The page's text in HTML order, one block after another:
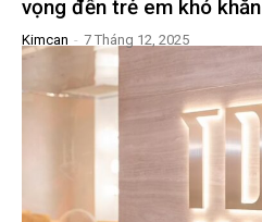
vọng đến trẻ em khó khăn
Kimcan - 7 Tháng 12, 2025